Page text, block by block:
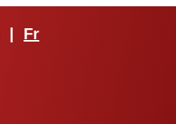
Fr